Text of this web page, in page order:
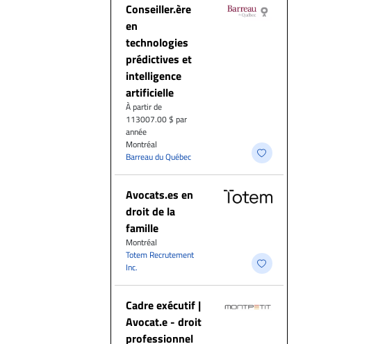
Conseiller.ère
en
technologies
prédictives et
intelligence
artificielle
À partir de
113007.00 $ par
année
Montréal
Barreau du Québec
Avocats.es en
droit de la
famille
Montréal
Totem Recrutement
Inc.
Cadre exécutif |
Avocat.e - droit
professionnel